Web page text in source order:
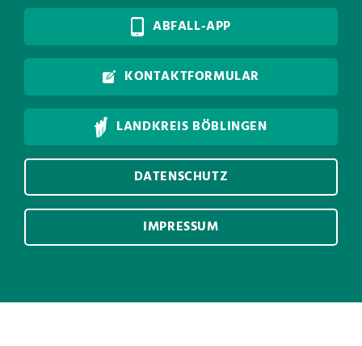
ABFALL-APP
KONTAKTFORMULAR
LANDKREIS BÖBLINGEN
DATENSCHUTZ
IMPRESSUM